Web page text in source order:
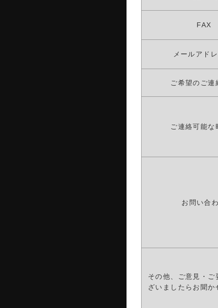
FAX
メールアド
ご希望のご連
ご連絡可能な
お問い合
その他、ご意見・ご
ざいましたらお聞か